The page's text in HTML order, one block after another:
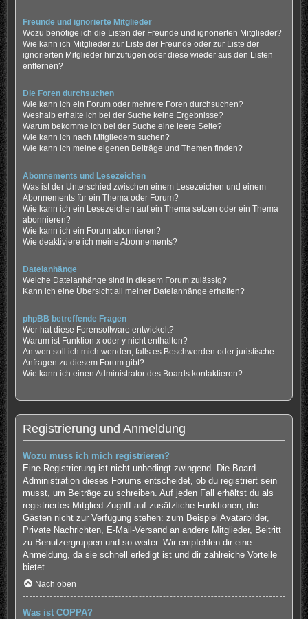
Freunde und ignorierte Mitglieder
Wozu benötige ich die Listen der Freunde und ignorierten Mitglieder?
Wie kann ich Mitglieder zur Liste der Freunde oder zur Liste der
ignorierten Mitglieder hinzufügen oder diese wieder aus den Listen
entfernen?
Die Foren durchsuchen
Wie kann ich ein Forum oder mehrere Foren durchsuchen?
Weshalb erhalte ich bei der Suche keine Ergebnisse?
Warum bekomme ich bei der Suche eine leere Seite?
Wie kann ich nach Mitgliedern suchen?
Wie kann ich meine eigenen Beiträge und Themen finden?
Abonnements und Lesezeichen
Was ist der Unterschied zwischen einem Lesezeichen und einem
Abonnements für ein Thema oder Forum?
Wie kann ich ein Lesezeichen auf ein Thema setzen oder ein Thema
abonnieren?
Wie kann ich ein Forum abonnieren?
Wie deaktiviere ich meine Abonnements?
Dateianhänge
Welche Dateianhänge sind in diesem Forum zulässig?
Kann ich eine Übersicht all meiner Dateianhänge erhalten?
phpBB betreffende Fragen
Wer hat diese Forensoftware entwickelt?
Warum ist Funktion x oder y nicht enthalten?
An wen soll ich mich wenden, falls es Beschwerden oder juristische
Anfragen zu diesem Forum gibt?
Wie kann ich einen Administrator des Boards kontaktieren?
Registrierung und Anmeldung
Wozu muss ich mich registrieren?
Eine Registrierung ist nicht unbedingt zwingend. Die Board-
Administration dieses Forums entscheidet, ob du registriert sein
musst, um Beiträge zu schreiben. Auf jeden Fall erhältst du als
registriertes Mitglied Zugriff auf zusätzliche Funktionen, die
Gästen nicht zur Verfügung stehen: zum Beispiel Avatarbilder,
Private Nachrichten, E-Mail-Versand an andere Mitglieder, Beitritt
zu Benutzergruppen und so weiter. Wir empfehlen dir eine
Anmeldung, da sie schnell erledigt ist und dir zahlreiche Vorteile
bietet.
Nach oben
Was ist COPPA?